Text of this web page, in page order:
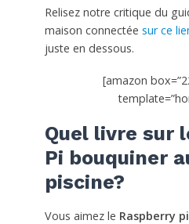
Relisez notre critique du
maison connectée sur ce
juste en dessous.
[amazon
Quel livre sur
Pi bouquiner
piscine?
Vous aimez le Raspberry pi